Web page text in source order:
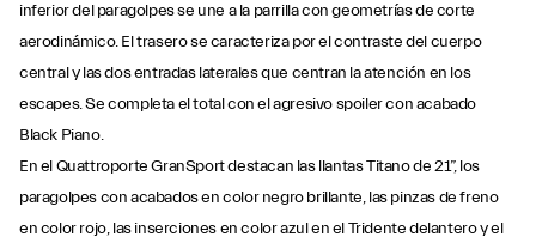
inferior del paragolpes se une a la parrilla con geometrías de corte
aerodinámico. El trasero se caracteriza por el contraste del cuerpo
central y las dos entradas laterales que centran la atención en los
escapes. Se completa el total con el agresivo spoiler con acabado
Black Piano.
En el Quattroporte GranSport destacan las llantas Titano de 21”, los
paragolpes con acabados en color negro brillante, las pinzas de freno
en color rojo, las inserciones en color azul en el Tridente delantero y el